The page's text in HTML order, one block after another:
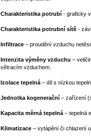
Charakteristika potrubí- graficky
Charakteristika potrubní sítě-
Infiltrace– proudění vzduchu
Intenzita výměny vzduchu –
větracím vzduchem.
Izolace tepelná– díl s nízkou
Jednotka kogenerační– zařízení (s
Kapacita měrná tepelná– tepelná
Klimatizace– vytápění či chlazení